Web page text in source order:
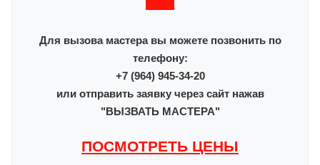
Для вызова мастера вы можете позвонить по
телефону:
+7 (964) 945-34-20
или отправить заявку через сайт нажав
"ВЫЗВАТЬ МАСТЕРА"
ПОСМОТРЕТЬ ЦЕНЫ